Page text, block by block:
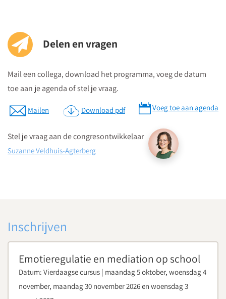
Postcode ten behoeve van je navigatiesysteem : 3511 BS
Parkeren kan in de Qpark parkeergarage La Vie, welke langs de
verschillende aanrijdroutes wordt bewegwijzerd.
Op parkeerniveau 14 heeft u rechtstreekse doorgang naar La
Vie.
Parkeergarage “La Vie” bevindt zich aan de St. Jacobstraat
naast de Bijenkorf.
Delen en vragen
Mail een collega, download het programma, voeg de datum
toe aan je agenda of stel je vraag.
Mailen Download pdf Voeg toe aan agenda
Stel je vraag aan de congresontwikkelaar
Suzanne Veldhuis-Agterberg
Inschrijven
Emotieregulatie en mediation op school
Datum: Vierdaagse cursus | maandag 5 oktober, woensdag 4
november, maandag 30 november 2026 en woensdag 3